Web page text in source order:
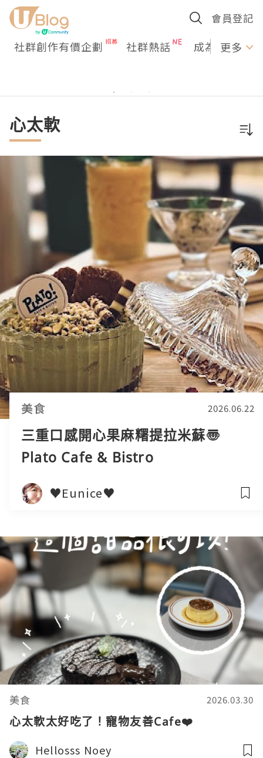
會員登記
社群創作有價企劃 社群熱話 成為U更多
心太軟
美食 2026.06.22
三重口感開心果麻糬提拉米蘇〠
Plato Cafe & Bistro
♥Eunice♥
美食 2026.03.30
心太軟太好吃了！寵物友善Cafe❤️
Hellosss Noey